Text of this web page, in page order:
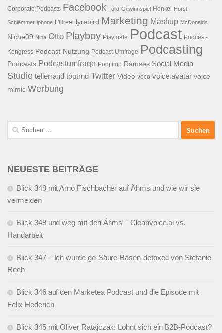
Corporate Podcasts Facebook Ford Gewinnspiel Henkel Horst
Schlämmer iphone L'Oreal lyrebird Marketing Mashup McDonalds
Niche09 Nina Otto Playboy Playmate Podcast Podcast-
Kongress Podcast-Nutzung Podcast-Umfrage Podcasting
Podcasts Podcastumfrage Podpimp Ramses Social Media
Studie tellerrand toptrnd Twitter Video voco voice avatar voice
mimic Werbung
Suchen
nach:
NEUESTE BEITRÄGE
Blick 349 mit Arno Fischbacher auf Ähms und wie wir sie
vermeiden
Blick 348 und weg mit den Ähms – Cleanvoice.ai vs.
Handarbeit
Blick 347 – Ich wurde ge-Säure-Basen-detoxed von Stefanie
Reeb
Blick 346 auf den Marketea Podcast und die Episode mit
Felix Hederich
Blick 345 mit Oliver Ratajczak: Lohnt sich ein B2B-Podcast?